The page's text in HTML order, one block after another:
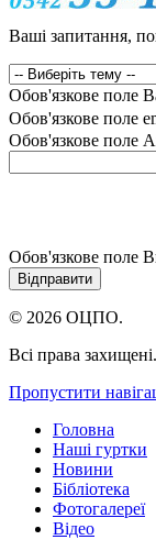
Ваші запитання,
Обов'язкове поле
Обов'язкове поле
Обов'язкове поле
Обов'язкове поле
© 2026 ОЦПО.
Всі права захищені.
Пропустити
Головна
Наші гуртки
Новини
Бібліотека
Фотогалереї
Відео